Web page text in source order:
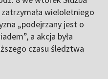
wieloletniego
„podejrzany jest o
a akcja była
czasu śledztwa